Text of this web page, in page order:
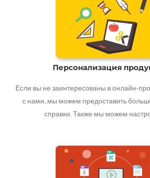
Персонализация
Если вы не заинтересованы в онлайн-
с нами, мы можем предоставить
справки. Также мы можем